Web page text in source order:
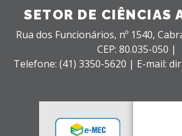
SETOR DE CIÊNCIAS
Rua dos Funcionários, nº 1540,
CEP: 80.035-050 |
Telefone: (41) 3350-5620 | E-mail: